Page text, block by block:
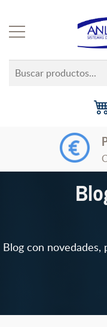
contenido
Buscar
productos...
Blog con novedades,